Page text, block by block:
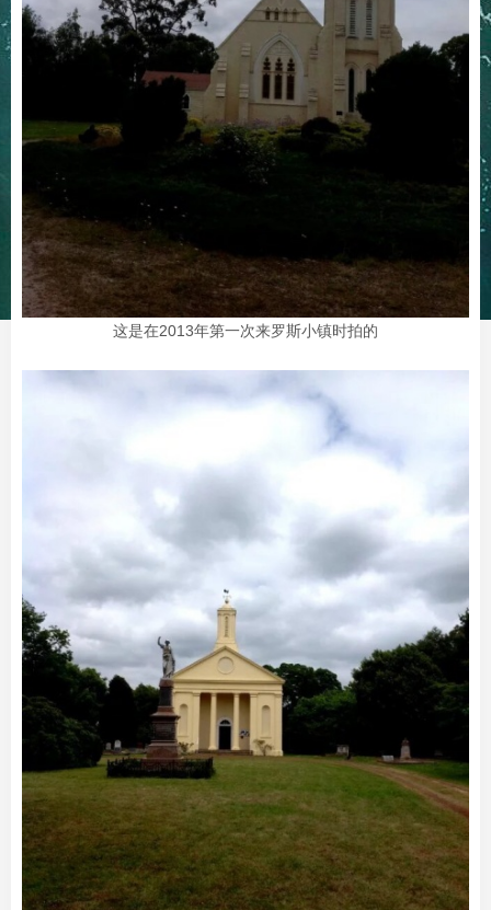
这是在2013年第一次来罗斯小镇时拍的